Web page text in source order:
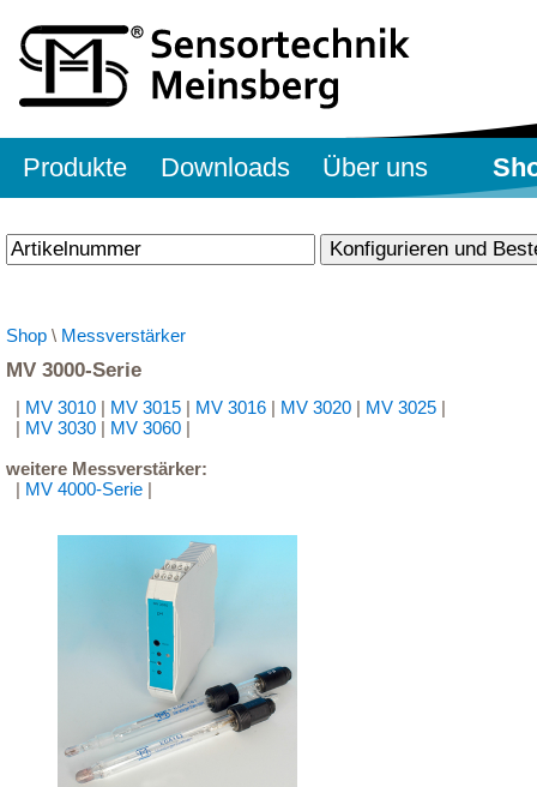
Produkte Downloads Über uns
Shop \ Messverstärker
MV 3000-Serie
| MV 3010 | MV 3015 | MV 3016 | MV 3020 | MV 3025 |
| MV 3030 | MV 3060 |
weitere Messverstärker:
| MV 4000-Serie |